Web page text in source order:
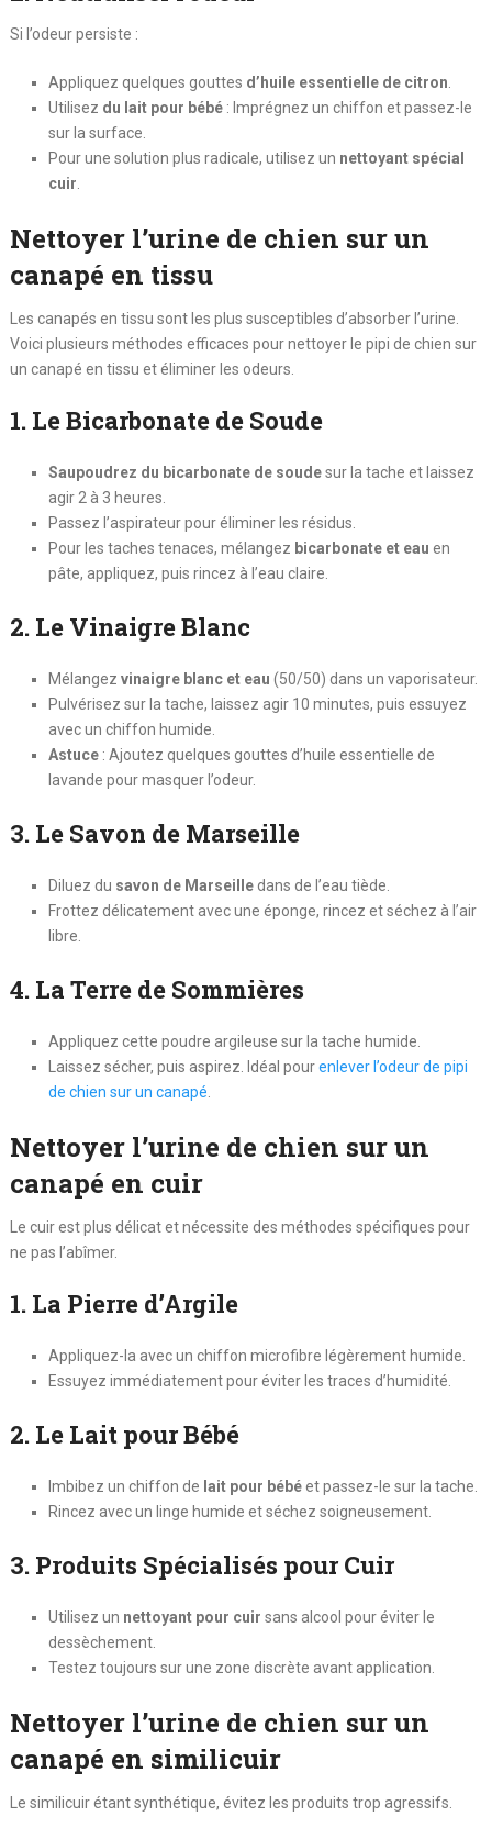
Si l’odeur persiste :
Appliquez quelques gouttes d’huile essentielle de citron
Utilisez du lait pour bébé: Imprégnez un chiffon et passez-le
sur la surface.
Pour une solution plus radicale, utilisez un nettoyant spécial
cuir
Nettoyer l’urine de chien sur un
canapé en tissu
Les canapés en tissu sont les plus susceptibles d’absorber l’urine.
Voici plusieurs méthodes efficaces pournettoyer le pipi de chien sur
un canapé en tissu et éliminer les odeurs.
1. Le Bicarbonate de Soude
Saupoudrez du bicarbonate de soudesur la tache et laissez
agir 2 à 3 heures.
Passez l’aspirateur pour éliminer les résidus.
Pour les taches tenaces, mélangez bicarbonate et eau en
pâte, appliquez, puis rincez à l’eau claire.
2. Le Vinaigre Blanc
Mélangez vinaigre blanc et eau (50/50) dans un vaporisateur.
Pulvérisez sur la tache, laissez agir 10 minutes, puis essuyez
avec un chiffon humide.
Astuce: Ajoutez quelques gouttes d’huile essentielle de
lavande pour masquer l’odeur.
3. Le Savon de Marseille
Diluez du savon de Marseilledans de l’eau tiède.
Frottez délicatement avec une éponge, rincez et séchez à l’air
libre.
4. La Terre de Sommières
Appliquez cette poudre argileuse sur la tache humide.
Laissez sécher, puis aspirez. Idéal pourenlever l’odeur de pipi
de chien sur un canapé
Nettoyer l’urine de chien sur un
canapé en cuir
Le cuir est plus délicat et nécessite des méthodes spécifiques pour
ne pas l’abîmer.
1. La Pierre d’Argile
Appliquez-la avec un chiffon microfibre légèrement humide.
Essuyez immédiatement pour éviter les traces d’humidité.
2. Le Lait pour Bébé
Imbibez un chiffon de lait pour bébéet passez-le sur la tache.
Rincez avec un linge humide et séchez soigneusement.
3. Produits Spécialisés pour Cuir
Utilisez un nettoyant pour cuir sans alcool pour éviter le
dessèchement.
Testez toujours sur une zone discrète avant application.
Nettoyer l’urine de chien sur un
canapé en similicuir
Le similicuir étant synthétique, évitez les produits trop agressifs.